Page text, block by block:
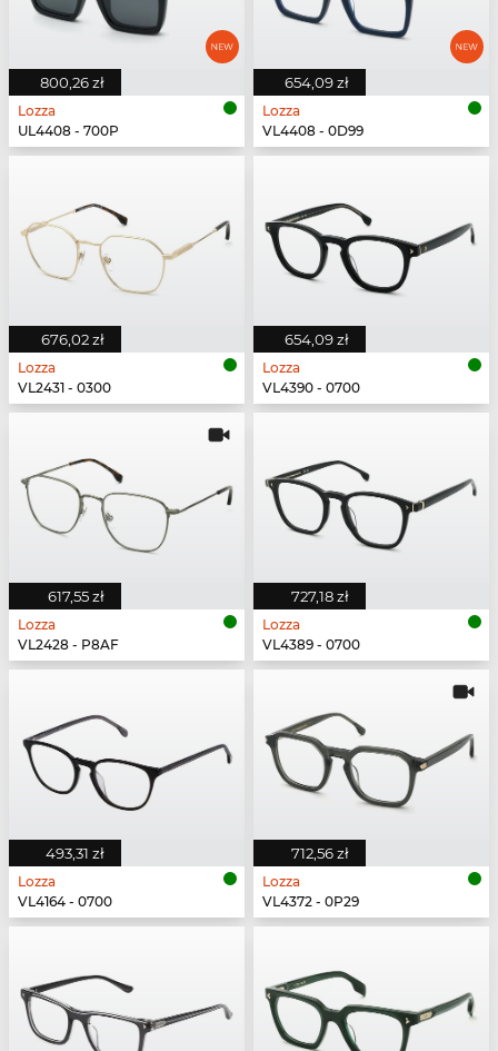
800,26 zł
Lozza
UL4408 - 700P
654,09 zł
Lozza
VL4408 - 0D99
676,02 zł
Lozza
VL2431 - 0300
654,09 zł
Lozza
VL4390 - 0700
617,55 zł
Lozza
VL2428 - P8AF
727,18 zł
Lozza
VL4389 - 0700
493,31 zł
Lozza
VL4164 - 0700
712,56 zł
Lozza
VL4372 - 0P29